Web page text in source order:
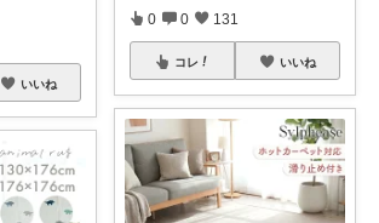
いいね
0 0 131
コレ いいね